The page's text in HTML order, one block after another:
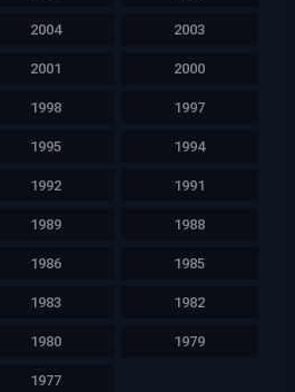
2004 2003
2001 2000
1998 1997
1995 1994
1992 1991
1989 1988
1986 1985
1983 1982
1980 1979
1977